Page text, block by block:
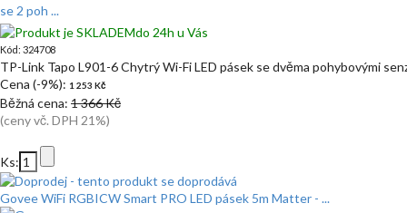
do 24h u Vás
Kód: 324708
TP-Link Tapo L901-6 Chytrý Wi-Fi LED pásek se dvěma pohybovými
Cena (-9%): 1 253 Kč
Běžná cena: 1 366 Kč
(ceny vč. DPH 21%)
Ks:
Govee WiFi RGBICW Smart PRO LED pásek 5m Matter - ...